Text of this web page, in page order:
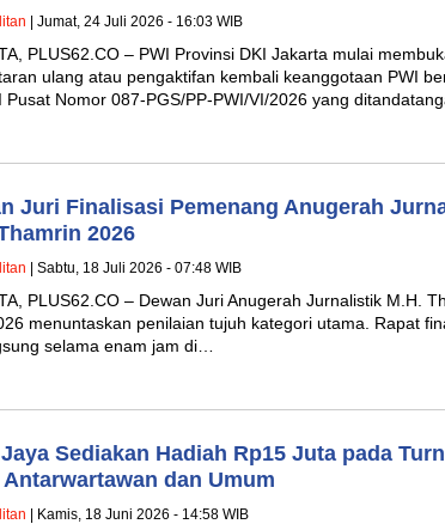
| Jumat, 24 Juli 2026 - 16:03 WIB
PLUS62.CO – PWI Provinsi DKI Jakarta mulai
ulang atau pengaktifan kembali keanggotaan PWI
Pusat Nomor 087-PGS/PP-PWI/VI/2026 yang
Juri Finalisasi Pemenang Anugerah
2026
| Sabtu, 18 Juli 2026 - 07:48 WIB
PLUS62.CO – Dewan Juri Anugerah Jurnalistik M.H.
menuntaskan penilaian tujuh kategori utama. Rapat
selama enam jam di…
Sediakan Hadiah Rp15 Juta pada
dan Umum
| Kamis, 18 Juni 2026 - 14:58 WIB